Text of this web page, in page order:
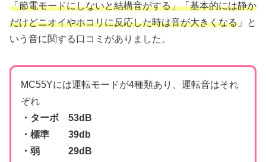
「節電モードにしないと結構音がする」「基本的には静か
だけどニオイやホコリに反応した時は音が大きくなる 」と
いう音に関する口コミがありました。
MC55Yには運転モードが4種類あり、運転音はそれ
ぞれ
・ターボ 53dB
・標準 39db
・弱 29dB